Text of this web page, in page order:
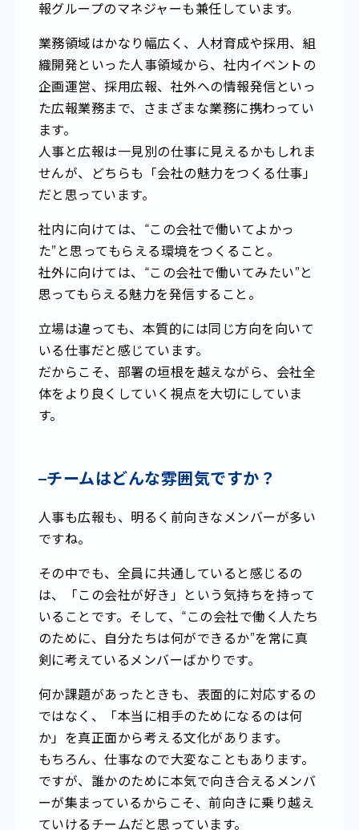
報グループのマネジャーも兼任しています。
業務領域はかなり幅広く、人材育成や採用、組
織開発といった人事領域から、社内イベントの
企画運営、採用広報、社外への情報発信といっ
た広報業務まで、さまざまな業務に携わってい
ます。
人事と広報は一見別の仕事に見えるかもしれま
せんが、どちらも「会社の魅力をつくる仕事」
だと思っています。
社内に向けては、“この会社で働いてよかっ
た”と思ってもらえる環境をつくること。
社外に向けては、“この会社で働いてみたい”と
思ってもらえる魅力を発信すること。
立場は違っても、本質的には同じ方向を向いて
いる仕事だと感じています。
だからこそ、部署の垣根を越えながら、会社全
体をより良くしていく視点を大切にしていま
す。
–チームはどんな雰囲気ですか？
人事も広報も、明るく前向きなメンバーが多い
ですね。
その中でも、全員に共通していると感じるの
は、「この会社が好き」という気持ちを持って
いることです。そして、“この会社で働く人たち
のために、自分たちは何ができるか”を常に真
剣に考えているメンバーばかりです。
何か課題があったときも、表面的に対応するの
ではなく、「本当に相手のためになるのは何
か」を真正面から考える文化があります。
もちろん、仕事なので大変なこともあります。
ですが、誰かのために本気で向き合えるメンバ
ーが集まっているからこそ、前向きに乗り越え
ていけるチームだと思っています。